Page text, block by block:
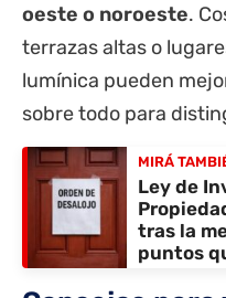
oeste o noroeste.
terrazas altas o
lumínica pueden
sobre todo para
MIRÁ
Ley de
tras la
puntos